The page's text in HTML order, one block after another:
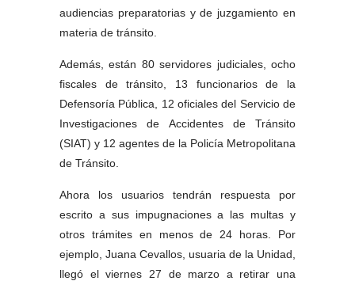
audiencias preparatorias y de juzgamiento en
materia de tránsito.
Además, están 80 servidores judiciales, ocho
fiscales de tránsito, 13 funcionarios de la
Defensoría Pública, 12 oficiales del Servicio de
Investigaciones de Accidentes de Tránsito
(SIAT) y 12 agentes de la Policía Metropolitana
de Tránsito.
Ahora los usuarios tendrán respuesta por
escrito a sus impugnaciones a las multas y
otros trámites en menos de 24 horas. Por
ejemplo, Juana Cevallos, usuaria de la Unidad,
llegó el viernes 27 de marzo a retirar una